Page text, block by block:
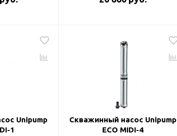
Unipump
1
Скважинный насос Unipump
ECO MIDI-4